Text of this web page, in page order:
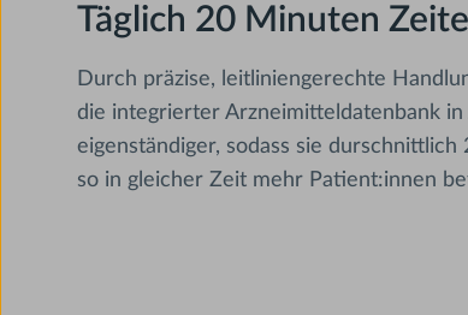
Täglich 20 Minuten
Durch präzise, leitliniengerechte
die integrierter Arzneimitteldatenbank in
eigenständiger, sodass sie
so in gleicher Zeit mehr Patient:innen